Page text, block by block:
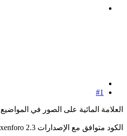
#1
العلامة المائية على الصور في المواضيع
الكود متوافق مع الإصدارات xenforo 2.3